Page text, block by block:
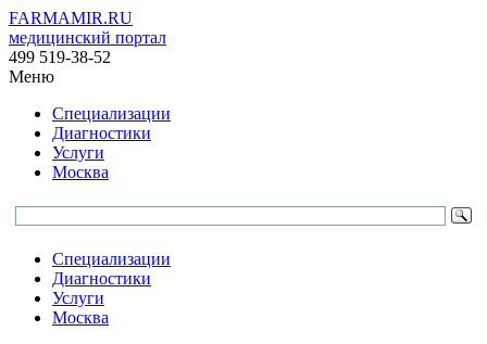
FARMAMIR.RU
медицинский портал
499 519-38-52
Меню
Специализации
Диагностики
Услуги
Москва
Специализации
Диагностики
Услуги
Москва